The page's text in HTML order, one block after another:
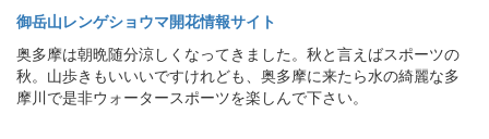
御岳山レンゲショウマ開花情報サイト
奥多摩は朝晩随分涼しくなってきました。秋と言えばスポーツの
秋。山歩きもいいいですけれども、奥多摩に来たら水の綺麗な多
摩川で是非ウォータースポーツを楽しんで下さい。